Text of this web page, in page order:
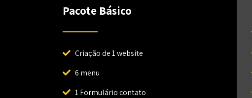
Pacote Básico
Criação de 1 website
6 menu
1 Formulário contato